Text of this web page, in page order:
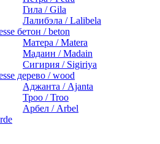
Гила / Gila
Лалибэла / Lalibela
бетон / beton
Матера / Matera
Мадаин / Madain
Сигирия / Sigiriya
дерево / wood
Аджанта / Ajanta
Троо / Troo
Арбел / Arbel